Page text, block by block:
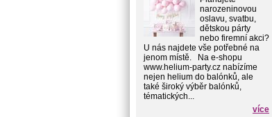
narozeninovou
oslavu, svatbu,
dětskou párty
nebo firemní akci?
U nás najdete vše potřebné na
jenom místě. Na e-shopu
www.helium-party.cz nabízíme
nejen helium do balónků, ale
také široký výběr balónků,
tématických...
více